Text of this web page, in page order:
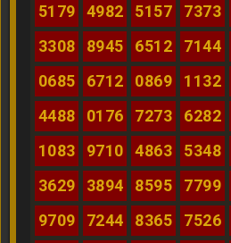
5179
4982 5157 7373
3308
8945 6512 7144
0685
6712 0869 1132
4488
0176 7273 6282
1083
9710 4863 5348
3629
3894 8595 7799
9709
7244 8365 7526